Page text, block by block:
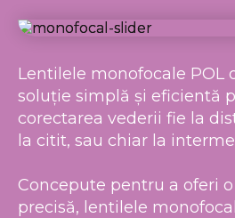
Lentilele monofocale POL
soluție simplă și eficientă
corectarea vederii fie la
la citit, sau chiar la
Concepute pentru a oferi
precisă, lentilele